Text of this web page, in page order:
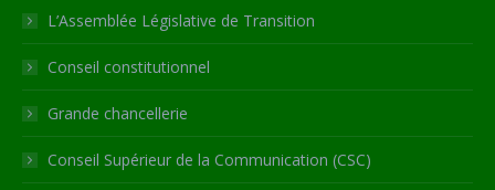
in
new
window
in
new
window
in
new
window
in
new
window
opens
in
new
L’Assemblée Législative de Transition
Conseil constitutionnel
Grande chancellerie
Conseil Supérieur de la Communication (CSC)